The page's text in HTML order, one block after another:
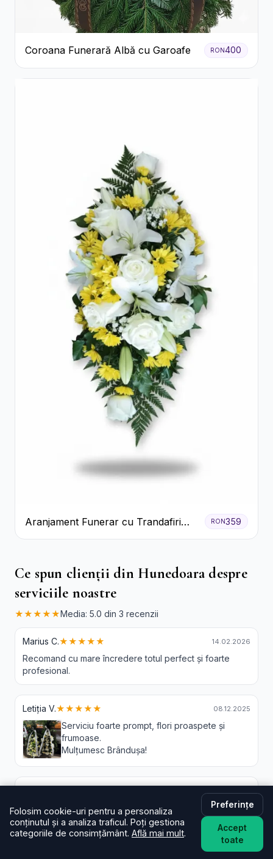
Coroana Funerară Albă cu Garoafe RON400
Aranjament Funerar cu Trandafiri
Albi Crizanteme Galbene și Crini
RON359
Ce spun clienții din Hunedoara despre
serviciile noastre
★★★★★Media: 5.0 din 3 recenzii
Marius C.★★★★★ 14.02.2026
Recomand cu mare încredere totul perfect și foarte
profesional.
Letiția V.★★★★★ 08.12.2025
Serviciu foarte prompt, flori proaspete și
frumoase.
Mulțumesc Brândușa!
Am rămas foarte mulțumit tratamentul dumneavoastră
siguranță o să apelez și următoarele dăți
Folosim cookie-uri pentru a personaliza
conținutul și a analiza traficul. Poți gestiona
categoriile de consimțământ. Află mai mult.
Preferințe
Accept
toate